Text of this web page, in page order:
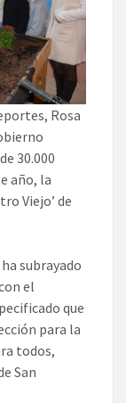
Rosa
30.000
año, la
Viejo’ de
subrayado
el
que
para la
todos,
San